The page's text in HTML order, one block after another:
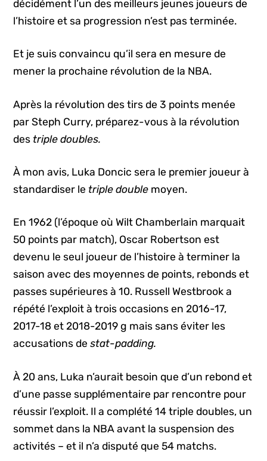
décidément l’un des meilleurs jeunes joueurs de
l’histoire et sa progression n’est pas terminée.
Et je suis convaincu qu’il sera en mesure de
mener la prochaine révolution de la NBA.
Après la révolution des tirs de 3 points menée
par Steph Curry, préparez-vous à la révolution
des triple doubles.
À mon avis, Luka Doncic sera le premier joueur à
standardiser le triple double moyen.
En 1962 (l’époque où Wilt Chamberlain marquait
50 points par match), Oscar Robertson est
devenu le seul joueur de l’histoire à terminer la
saison avec des moyennes de points, rebonds et
passes supérieures à 10. Russell Westbrook a
répété l’exploit à trois occasions en 2016-17,
2017-18 et 2018-2019 g mais sans éviter les
accusations destat-padding.
À 20 ans, Luka n’aurait besoin que d’un rebond et
d’une passe supplémentaire par rencontre pour
réussir l’exploit. Il a complété 14 triple doubles, un
sommet dans la NBA avant la suspension des
activités – et il n’a disputé que 54 matchs.